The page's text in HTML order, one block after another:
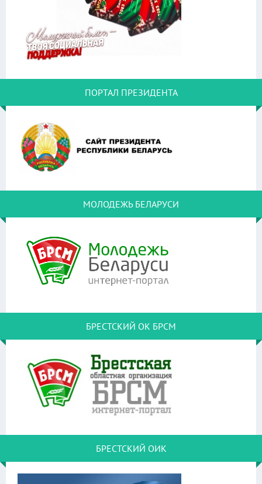
ПОРТАЛ ПРЕЗИДЕНТА
МОЛОДЕЖЬ БЕЛАРУСИ
БРЕСТСКИЙ ОК БРСМ
БРЕСТСКИЙ ОИК